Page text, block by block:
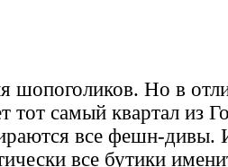
шопоголиков. Но в
тот самый квартал из
все фешн-дивы.
все бутики